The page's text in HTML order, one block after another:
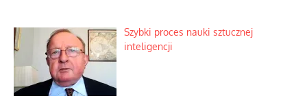
Szybki proces nauki sztucznej
inteligencji